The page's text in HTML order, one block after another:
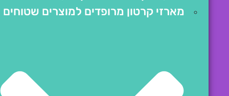
מארזי קרטון מרופדים למוצרים שטוחים